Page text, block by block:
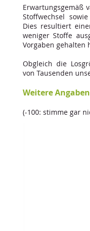
Erwartungsgemäß
Stoffwechsel
Dies resultiert
weniger Stoffe
Vorgaben gehalten
Obgleich die
von Tausenden
Weitere
(-100: stimme gar